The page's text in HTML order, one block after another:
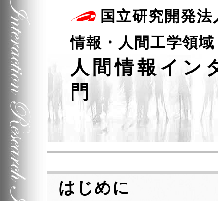
国立研究開発
情報・人間工学領域
人間情報イン
門
はじめに